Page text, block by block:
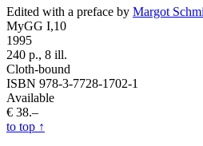
Edited with a preface by Margot
MyGG I,10
1995
240 p., 8 ill.
Cloth-bound
ISBN 978-3-7728-1702-1
Available
€ 38.–
to top ↑